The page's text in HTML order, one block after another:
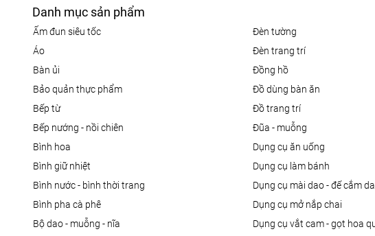
Danh mục sản phẩm
ấm đun siêu tốc
áo
bàn ủi
bảo quản thực phẩm
bếp từ
bếp nướng - nồi chiên
bình hoa
bình giữ nhiệt
bình nước - bình thời trang
bình pha cà phê
bộ dao - muỗng - nĩa
đèn tường
đèn trang trí
đồng hồ
đồ dùng bàn ăn
đồ trang trí
đũa - muỗng
dụng cụ ăn uống
dụng cụ làm bánh
dụng cụ mài dao - đế cắm
dụng cụ mở nắp chai
dụng cụ vắt cam - gọt hoa